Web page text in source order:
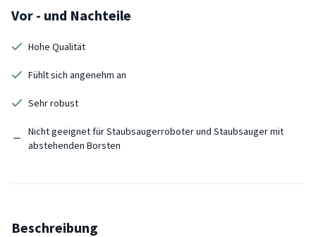
Vor - und Nachteile
Hohe Qualität
Fühlt sich angenehm an
Sehr robust
Nicht geeignet für Staubsaugerroboter und Staubsauger mit
abstehenden Borsten
Beschreibung